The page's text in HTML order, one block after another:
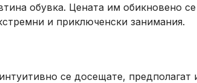
обувка. Цената им обикновено
и приключенски занимания.
се досещате,